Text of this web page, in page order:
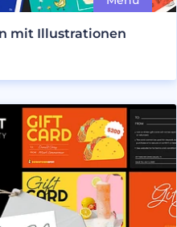
mit Illustrationen